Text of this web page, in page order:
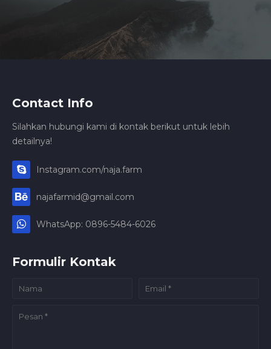
Contact Info
Silahkan hubungi kami di kontak berikut untuk lebih
detailnya!
Instagram.com/naja.farm
najafarmid@gmail.com
WhatsApp: 0896-5484-6026
Formulir Kontak